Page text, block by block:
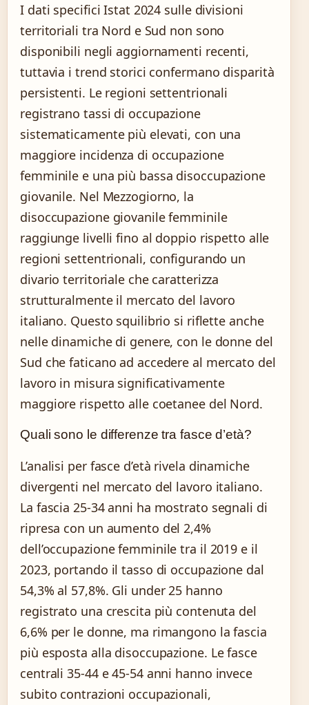
I dati specifici Istat 2024 sulle divisioni
territoriali tra Nord e Sud non sono
disponibili negli aggiornamenti recenti,
tuttavia i trend storici confermano disparità
persistenti. Le regioni settentrionali
registrano tassi di occupazione
sistematicamente più elevati, con una
maggiore incidenza di occupazione
femminile e una più bassa disoccupazione
giovanile. Nel Mezzogiorno, la
disoccupazione giovanile femminile
raggiunge livelli fino al doppio rispetto alle
regioni settentrionali, configurando un
divario territoriale che caratterizza
strutturalmente il mercato del lavoro
italiano. Questo squilibrio si riflette anche
nelle dinamiche di genere, con le donne del
Sud che faticano ad accedere al mercato del
lavoro in misura significativamente
maggiore rispetto alle coetanee del Nord.
Quali sono le differenze tra fasce d’età?
L’analisi per fasce d’età rivela dinamiche
divergenti nel mercato del lavoro italiano.
La fascia 25-34 anni ha mostrato segnali di
ripresa con un aumento del 2,4%
dell’occupazione femminile tra il 2019 e il
2023, portando il tasso di occupazione dal
54,3% al 57,8%. Gli under 25 hanno
registrato una crescita più contenuta del
6,6% per le donne, ma rimangono la fascia
più esposta alla disoccupazione. Le fasce
centrali 35-44 e 45-54 anni hanno invece
subito contrazioni occupazionali,